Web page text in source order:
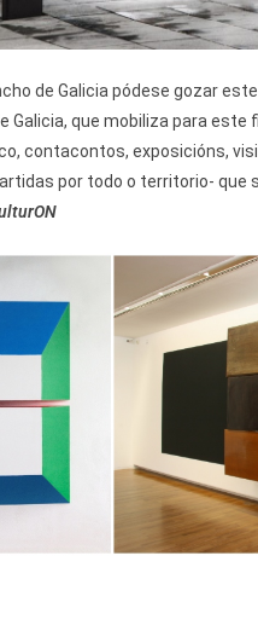
de Galicia pódese gozar
Galicia, que mobiliza para
contacontos, exposicións,
por todo o territorio-